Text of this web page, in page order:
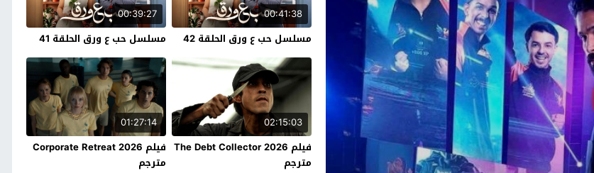
00:41:38
مسلسل حب ع ورق الحلقة 42
00:39:27
مسلسل حب ع ورق الحلقة 41
02:15:03
فيلم The Debt Collector 2026
مترجم
01:27:14
فيلم Corporate Retreat 2026
مترجم